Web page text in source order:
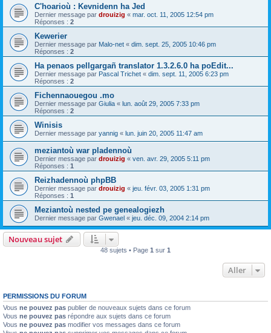
C'hoarioù : Kevnidenn ha Jed
Dernier message par drouizig « mar. oct. 11, 2005 12:54 pm
Réponses : 2
Kewerier
Dernier message par Malo-net « dim. sept. 25, 2005 10:46 pm
Réponses : 2
Ha penaos pellgargañ translator 1.3.2.6.0 ha poEdit...
Dernier message par Pascal Trichet « dim. sept. 11, 2005 6:23 pm
Réponses : 2
Fichennaouegou .mo
Dernier message par Giulia « lun. août 29, 2005 7:33 pm
Réponses : 2
Winisis
Dernier message par yannig « lun. juin 20, 2005 11:47 am
meziantoù war pladennoù
Dernier message par drouizig « ven. avr. 29, 2005 5:11 pm
Réponses : 1
Reizhadennoù phpBB
Dernier message par drouizig « jeu. févr. 03, 2005 1:31 pm
Réponses : 1
Meziantoù nested pe genealogiezh
Dernier message par Gwenael « jeu. déc. 09, 2004 2:14 pm
Nouveau sujet
48 sujets • Page 1 sur 1
Aller
PERMISSIONS DU FORUM
Vous ne pouvez pas publier de nouveaux sujets dans ce forum
Vous ne pouvez pas répondre aux sujets dans ce forum
Vous ne pouvez pas modifier vos messages dans ce forum